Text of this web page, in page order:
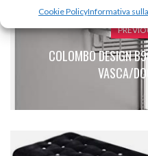
Cookie PolicyInformativa
COLOMBO DESIGN
VASCA/